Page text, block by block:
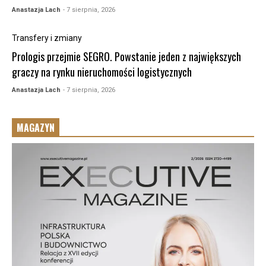
Anastazja Lach - 7 sierpnia, 2026
Transfery i zmiany
Prologis przejmie SEGRO. Powstanie jeden z największych
graczy na rynku nieruchomości logistycznych
Anastazja Lach - 7 sierpnia, 2026
MAGAZYN